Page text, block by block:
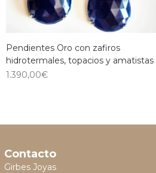
Pendientes Oro con zafiros
hidrotermales, topacios y amatistas
1.390,00€
Contacto
Girbes Joyas